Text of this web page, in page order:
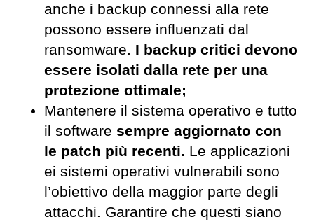
anche i backup connessi alla rete
possono essere influenzati dal
ransomware. I backup critici devono
essere isolati dalla rete per una
protezione ottimale;
Mantenere il sistema operativo e tutto
il software sempre aggiornato con
le patch più recenti. Le applicazioni
ei sistemi operativi vulnerabili sono
l’obiettivo della maggior parte degli
attacchi. Garantire che questi siano